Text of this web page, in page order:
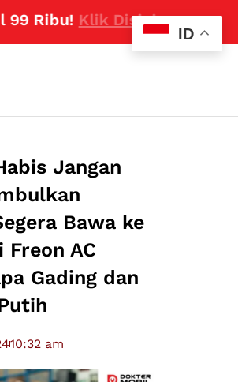
Ribu!Klik Disini
Jangan
Bawa ke
Freon AC
Gading dan
10:32 am
ID